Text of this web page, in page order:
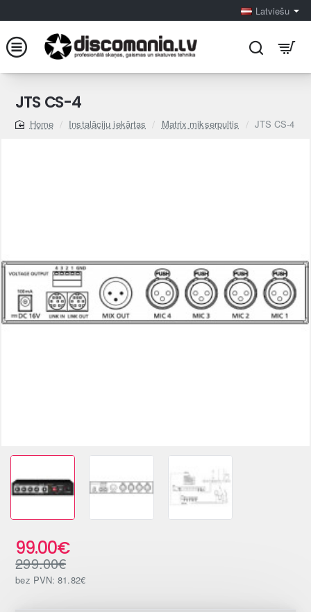
Latviešu
JTS CS-4
home
Instalāciju iekārtas Matrix mikserpultis JTS CS-4
-67%
99.00€
299.00€
bez PVN: 81.82€